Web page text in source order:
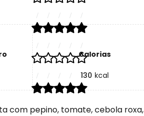
Calorias
130 kcal
com pepino, tomate, cebola roxa,